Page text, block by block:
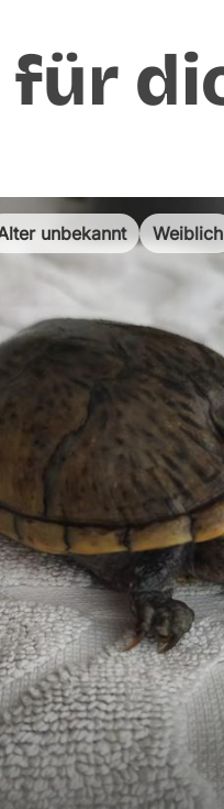
für
unbekannt Weiblich